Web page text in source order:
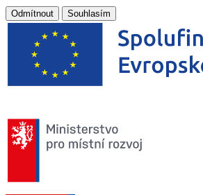
Odmítnout Souhlasím